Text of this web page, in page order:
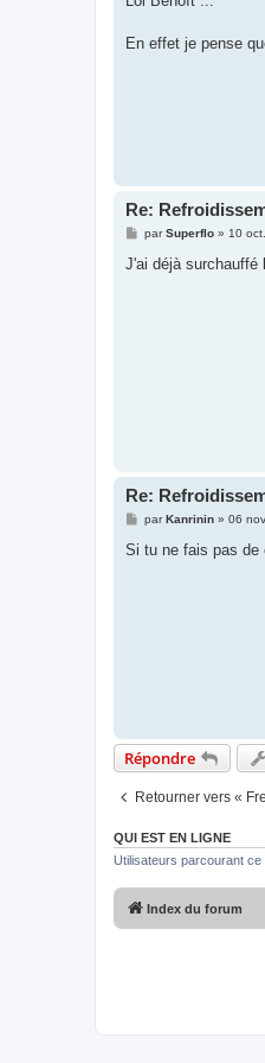
g
En effet je pense
Re:
M
s
parSuperflo» 10
J'ai déjà surchauffé
Re:
M
s
parKanrinin» 06
Si tu ne fais pas de
Répondre
Retourner vers «
QUI EST EN LIGNE
Utilisateurs parcourant ce
Index du forum